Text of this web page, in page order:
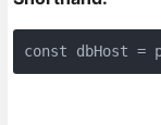
const dbHost =